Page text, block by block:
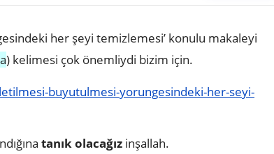
her şeyi temizlemesi’ konulu makaleyi
) kelimesi çok önemliydi bizim için.
buyutulmesi-yorungesindeki-her-seyi-
tanık olacağız inşallah.